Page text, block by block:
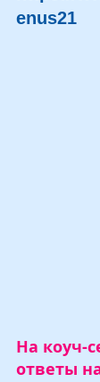
enus21
На коуч-
ответы